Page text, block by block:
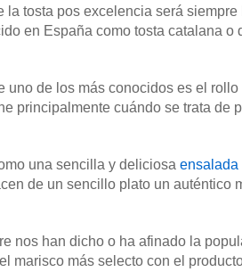
la tosta pos excelencia será
en España como tosta catalana o
uno de los más conocidos es el
principalmente cuándo se trata de
una sencilla y deliciosa ensalada
de un sencillo plato un auténtico
nos han dicho o ha afinado la
marisco más selecto con el